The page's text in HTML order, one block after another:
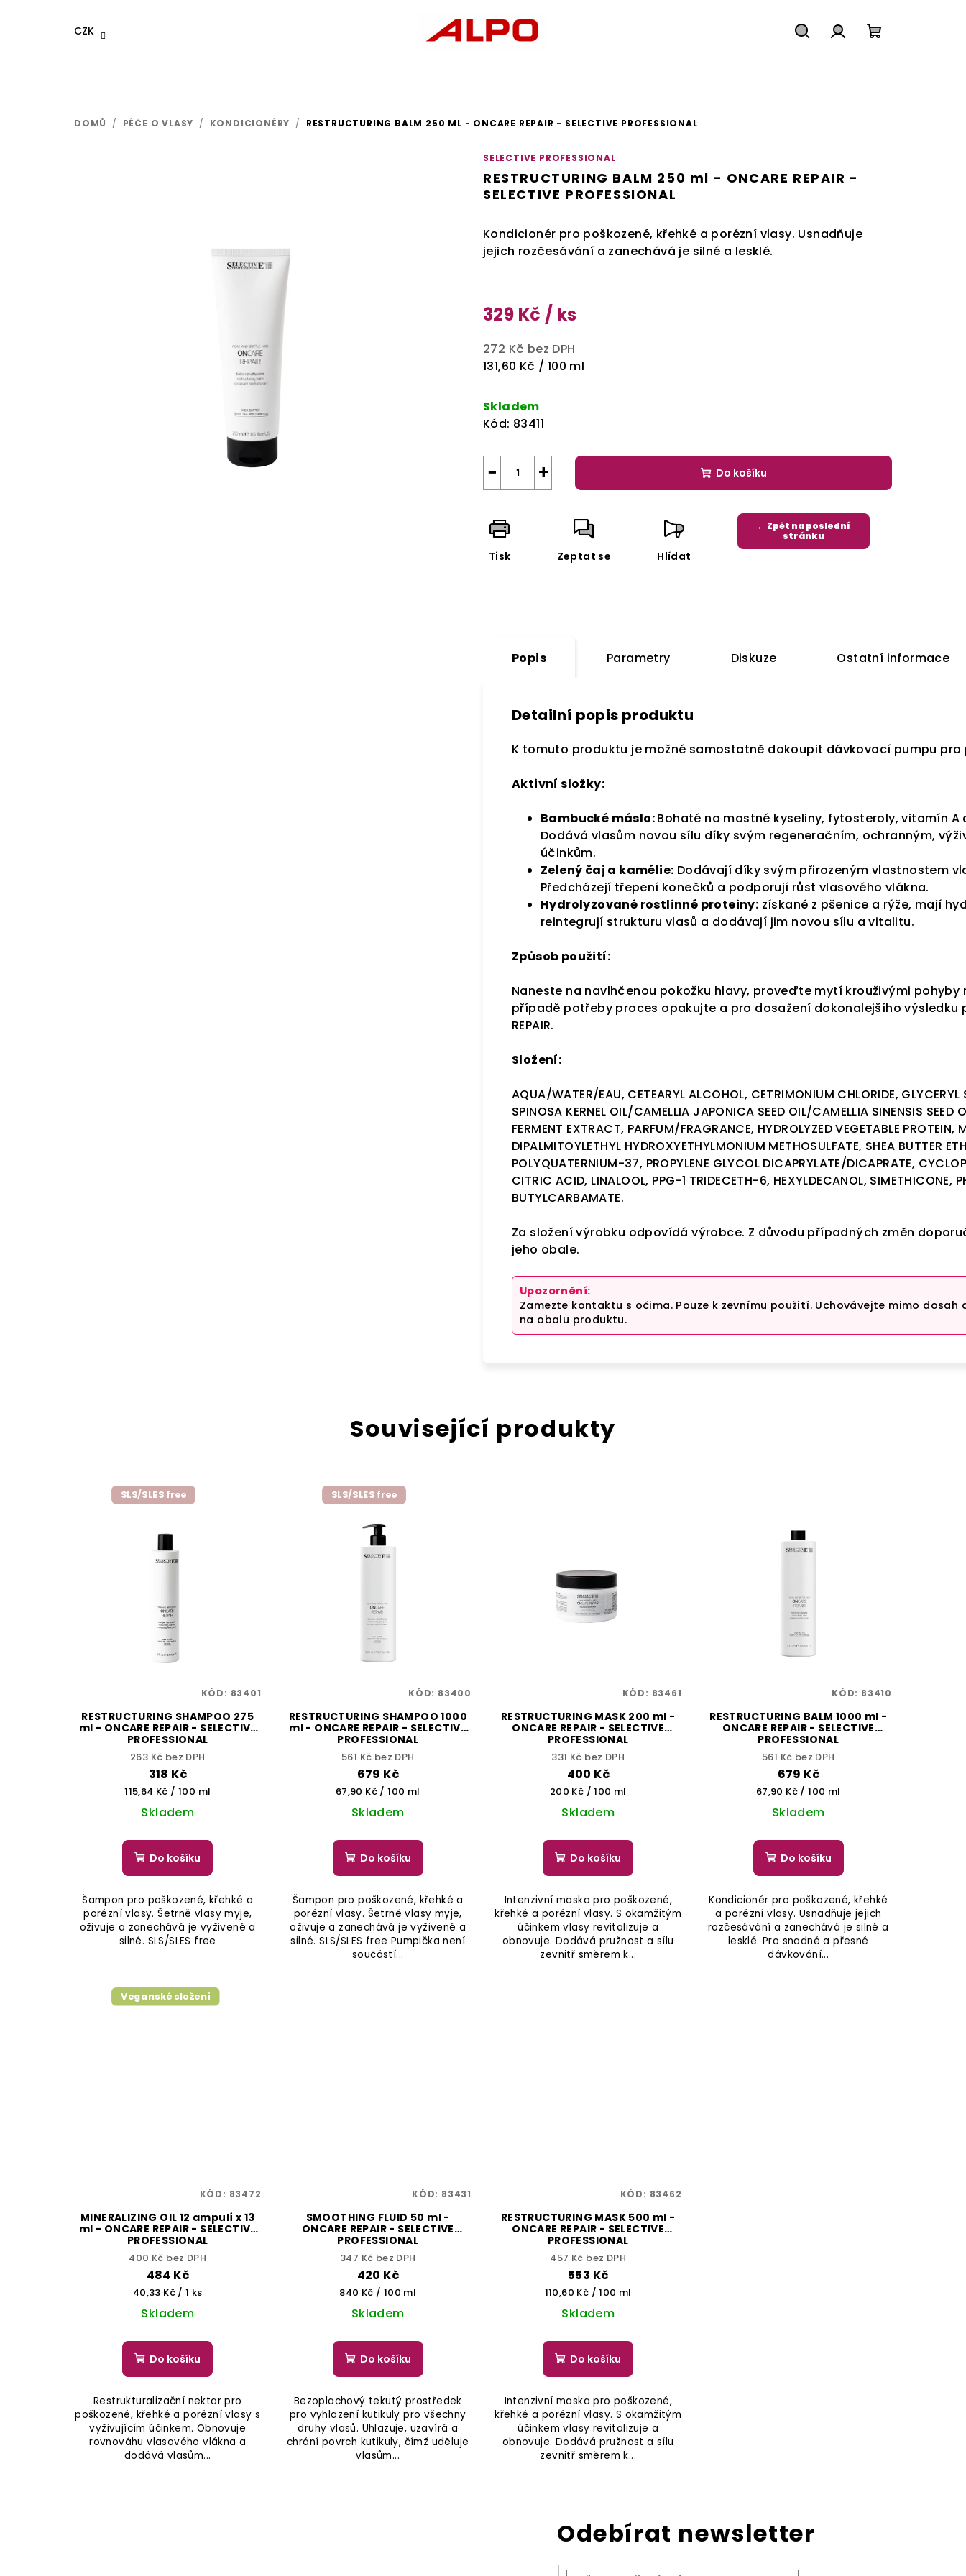
CZK
DOMŮ / PÉČE O VLASY / KONDICIONÉRY / RESTRUCTURING BALM 250 ML - ONCARE REPAIR - SELECTIVE PROFESSIONAL
SELECTIVE PROFESSIONAL
RESTRUCTURING BALM 250 ml - ONCARE REPAIR -
SELECTIVE PROFESSIONAL
Kondicionér pro poškozené, křehké a porézní vlasy. Usnadňuje
jejich rozčesávání a zanechává je silné a lesklé.
329 Kč / ks
272 Kč bez DPH
Měrná
131,60 Kč / 100 ml
Skladem
Kód: 83411
+
− Do košíku
Tisk Zeptat se Hlídat
← Zpět na poslední
stránku
Popis Parametry Diskuze Ostatní informace
Detailní popis produktu
K tomuto produktu je možné samostatně dokoupit dávkovací pumpu
Aktivní složky:
Bambucké máslo:Bohaté na mastné kyseliny, fytosteroly, vitamín
Dodává vlasům novou sílu díky svým regeneračním, ochranným,
účinkům.
Zelený čaj a kamélie: Dodávají díky svým přirozeným vlastnostem
Předcházejí třepení konečků a podporují růst vlasového vlákna.
Hydrolyzované rostlinné proteiny: získané z pšenice a rýže, mají
reintegrují strukturu vlasů a dodávají jim novou sílu a vitalitu.
Způsob použití:
Naneste na navlhčenou pokožku hlavy, proveďte mytí krouživými
případě potřeby proces opakujte a pro dosažení dokonalejšího
REPAIR.
Složení:
AQUA/WATER/EAU, CETEARYL ALCOHOL, CETRIMONIUM CHLORIDE,
SPINOSA KERNEL OIL/CAMELLIA JAPONICA SEED OIL/CAMELLIA SINENSIS SEED
FERMENT EXTRACT, PARFUM/FRAGRANCE, HYDROLYZED VEGETABLE
DIPALMITOYLETHYL HYDROXYETHYLMONIUM METHOSULFATE, SHEA BUTTER
POLYQUATERNIUM-37, PROPYLENE GLYCOL DICAPRYLATE/DICAPRATE,
CITRIC ACID, LINALOOL, PPG-1 TRIDECETH-6, HEXYLDECANOL, SIMETHICONE,
BUTYLCARBAMATE.
Za složení výrobku odpovídá výrobce. Z důvodu případných změn
jeho obale.
Upozornění:
Zamezte kontaktu s očima. Pouze k zevnímu použití. Uchovávejte mimo
na obalu produktu.
Související produkty
SLS/SLES free
RESTRUCTURING SHAMPOO 275
ml - ONCARE REPAIR - SELECTIVE
PROFESSIONAL
263 Kč bez DPH
318 Kč
Měrná
cena:
115,64 Kč / 100 ml
Skladem
Do košíku
Šampon pro poškozené, křehké a
porézní vlasy. Šetrně vlasy myje,
oživuje a zanechává je vyživené a
silné. SLS/SLES free
KÓD: 83401
SLS/SLES free
RESTRUCTURING SHAMPOO 1000
ml - ONCARE REPAIR - SELECTIVE
PROFESSIONAL
561 Kč bez DPH
679 Kč
Měrná
cena:
67,90 Kč / 100 ml
Skladem
Do košíku
Šampon pro poškozené, křehké a
porézní vlasy. Šetrně vlasy myje,
oživuje a zanechává je vyživené a
silné. SLS/SLES free Pumpička není
součástí...
KÓD: 83400
RESTRUCTURING MASK 200 ml -
ONCARE REPAIR - SELECTIVE
PROFESSIONAL
331 Kč bez DPH
400 Kč
Měrná
cena:
200 Kč / 100 ml
Skladem
Do košíku
Intenzivní maska pro poškozené,
křehké a porézní vlasy. S okamžitým
účinkem vlasy revitalizuje a
obnovuje. Dodává pružnost a sílu
zevnitř směrem k...
KÓD: 83461
RESTRUCTURING BALM 1000 ml -
ONCARE REPAIR - SELECTIVE
PROFESSIONAL
561 Kč bez DPH
679 Kč
Měrná
cena:
67,90 Kč / 100 ml
Skladem
Do košíku
Kondicionér pro poškozené, křehké
a porézní vlasy. Usnadňuje jejich
rozčesávání a zanechává je silné a
lesklé. Pro snadné a přesné
dávkování...
KÓD: 83410
Veganské složení
MINERALIZING OIL 12 ampulí x 13
ml - ONCARE REPAIR - SELECTIVE
PROFESSIONAL
400 Kč bez DPH
484 Kč
Měrná
cena:
40,33 Kč / 1 ks
Skladem
Do košíku
Restrukturalizační nektar pro
poškozené, křehké a porézní vlasy s
vyživujícím účinkem. Obnovuje
rovnováhu vlasového vlákna a
dodává vlasům...
KÓD: 83472
SMOOTHING FLUID 50 ml -
ONCARE REPAIR - SELECTIVE
PROFESSIONAL
347 Kč bez DPH
420 Kč
Měrná
cena:
840 Kč / 100 ml
Skladem
Do košíku
Bezoplachový tekutý prostředek
pro vyhlazení kutikuly pro všechny
druhy vlasů. Uhlazuje, uzavírá a
chrání povrch kutikuly, čímž uděluje
vlasům...
KÓD: 83431
RESTRUCTURING MASK 500 ml -
ONCARE REPAIR - SELECTIVE
PROFESSIONAL
457 Kč bez DPH
553 Kč
Měrná
cena:
110,60 Kč / 100 ml
Skladem
Do košíku
Intenzivní maska pro poškozené,
křehké a porézní vlasy. S okamžitým
účinkem vlasy revitalizuje a
obnovuje. Dodává pružnost a sílu
zevnitř směrem k...
KÓD: 83462
Odebírat newsletter